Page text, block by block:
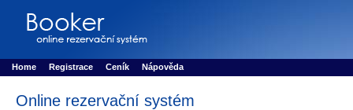
Rezervujse - Port�l pro online rezervace sportu
Home Registrace Ceník Nápověda
Online rezervační systém